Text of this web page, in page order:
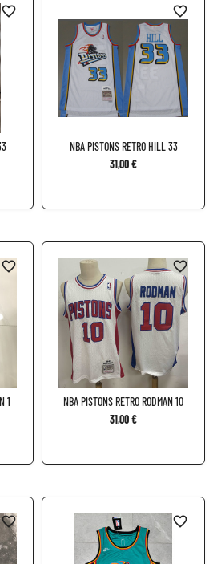
favorite_border
NBA PISTONS RETRO HILL 33
31,00 €
favorite_border
1
favorite_border
NBA PISTONS RETRO RODMAN 10
31,00 €
favorite_border
favorite_border favorite_border